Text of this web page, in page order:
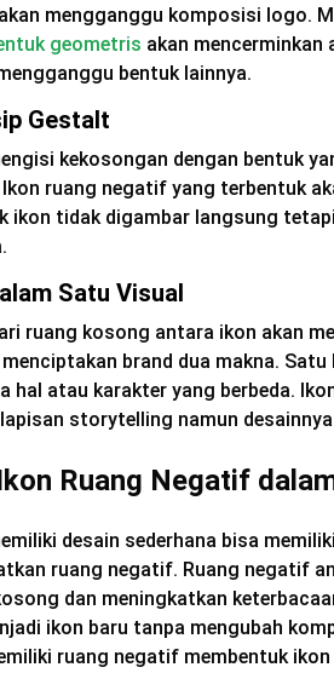
mengganggu komposisi logo.
geometris akan mencerminkan
bentuk lainnya.
Gestalt
kekosongan dengan bentuk
ruang negatif yang terbentuk
ikon tidak digambar langsung
Satu Visual
ruang kosong antara ikon akan
brand dua makna.
hal atau karakter yang berbeda.
storytelling namun
Ruang Negatif
desain sederhana bisa
ruang negatif. Ruang negatif
dan meningkatkan
ikon baru tanpa mengubah
ruang negatif membentuk